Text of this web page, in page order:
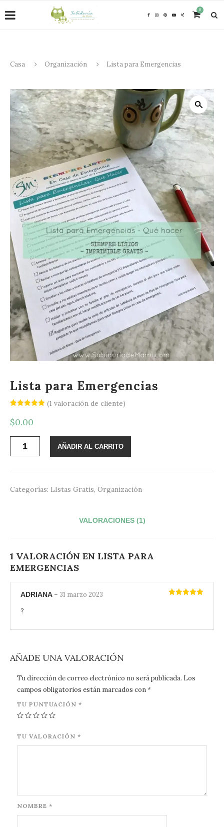
0
Casa Organización Lista para Emergencias
Lista para Emergencias
con5.00
de 5 en
valoración
de un
cliente
(1 valoración de cliente)
$0.00
para
Emergencias
AÑADIR AL CARRITO
Categorías: LIstas Gratis, Organización
VALORACIONES (1)
1 VALORACIÓN EN LISTA PARA
EMERGENCIAS
ADRIANA – 31 marzo 2023
?
AÑADE UNA VALORACIÓN
Tu dirección de correo electrónico no será publicada. Los
campos obligatorios están marcados con*
TU PUNTUACIÓN *
TU VALORACIÓN *
NOMBRE *